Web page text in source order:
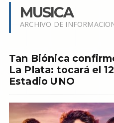
MUSICA
ARCHIVO DE
Tan Biónica
La Plata: tocará el
Estadio UNO